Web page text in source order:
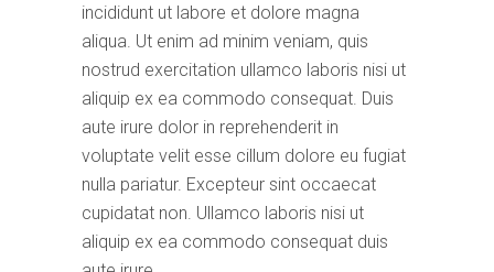
incididunt ut labore et dolore magna
aliqua. Ut enim ad minim veniam, quis
nostrud exercitation ullamco laboris nisi ut
aliquip ex ea commodo consequat. Duis
aute irure dolor in reprehenderit in
voluptate velit esse cillum dolore eu fugiat
nulla pariatur. Excepteur sint occaecat
cupidatat non. Ullamco laboris nisi ut
aliquip ex ea commodo consequat duis